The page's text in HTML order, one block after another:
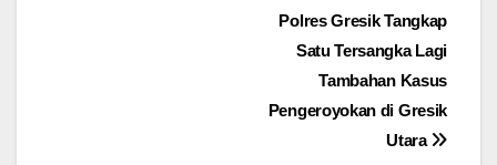
Polres Gresik Tangkap
Satu Tersangka Lagi
Tambahan Kasus
Pengeroyokan di Gresik
Utara